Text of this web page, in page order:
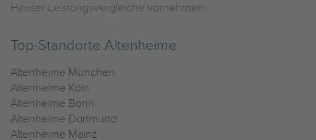
Häuser Leistungsvergleiche vornehmen.
Top-Standorte Altenheime
Altenheime München
Altenheime Köln
Altenheime Bonn
Altenheime Dortmund
Altenheime Mainz